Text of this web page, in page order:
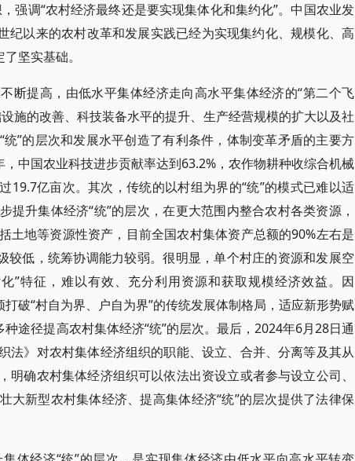
强调“农村经济最终还是要实现集体化和集约化”。中国农业发
纪以来的农村改革和发展实践已经为实现集约化、规模化、高
坚实基础。
断提高，由低水平集体经济走向高水平集体经济的“第二个飞
施的改善、科技装备水平的提升、生产经营规模的扩大以及社
”的层次和发展水平创造了有利条件，体制变革矛盾的主要方
，中国农业科技进步贡献率达到63.2%，农作物耕种收综合机械
19.7亿亩次。其次，传统的以村组为界的“统”的模式已难以适
提升集体经济“统”的层次，在更大范围内整合农村各类资源，
土地等资源性资产，目前全国农村集体资产总额的90%左右是
较低，统筹协调能力较弱。很明显，单个村庄的资源和发展空
”特征，难以有效、充分利用资源和获取规模经济效益。因
破“村自为界、户自为界”的传统发展体制格局，适应新形势赋
途径提高农村集体经济“统”的层次。最后，2024年6月28日通
法》对农村集体经济组织的职能、设立、合并、分离等及其从
确农村集体经济组织可以依法出资设立或者参与设立公司、
大新型农村集体经济、提高集体经济“统”的层次提供了法律保